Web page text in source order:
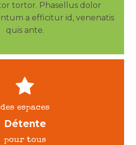
tortor. Phasellus dolor
a efficitur id, venenatis
quis ante.
des espaces
Détente
pour tous